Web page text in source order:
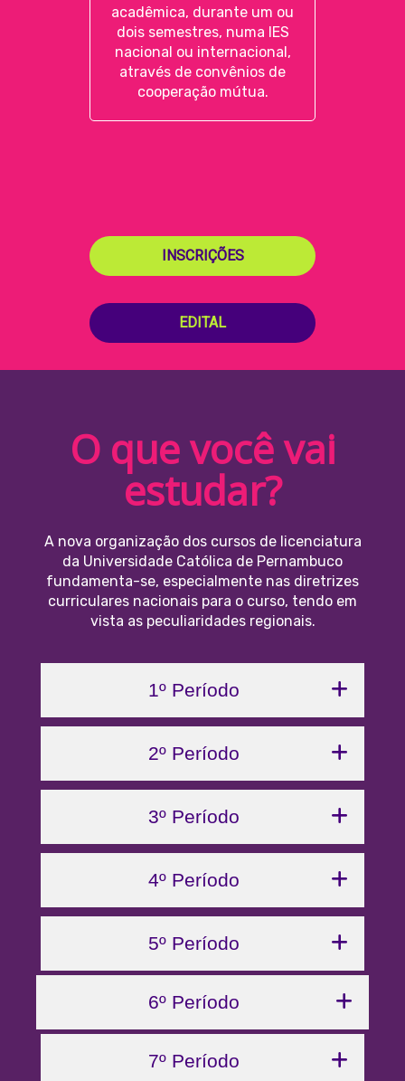
acadêmica, durante um ou
dois semestres, numa IES
nacional ou internacional,
através de convênios de
cooperação mútua.
INSCRIÇÕES
EDITAL
O que você vai
estudar?
A nova organização dos cursos de licenciatura
da Universidade Católica de Pernambuco
fundamenta-se, especialmente nas diretrizes
curriculares nacionais para o curso, tendo em
vista as peculiaridades regionais.
1º Período
2º Período
3º Período
4º Período
5º Período
6º Período
7º Período